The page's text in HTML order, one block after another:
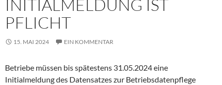
INITIALMELDUNG IST
PFLICHT
15. MAI 2024 EIN KOMMENTAR
Betriebe müssen bis spätestens 31.05.2024 eine
Initialmeldung des Datensatzes zur Betriebsdatenpflege